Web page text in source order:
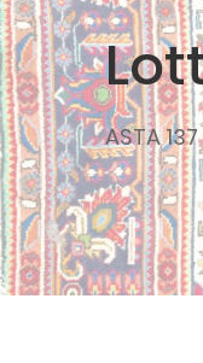
ASTA 137